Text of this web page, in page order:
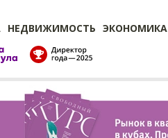
НЕДВИЖИМОСТЬ ЭКОНОМИКА